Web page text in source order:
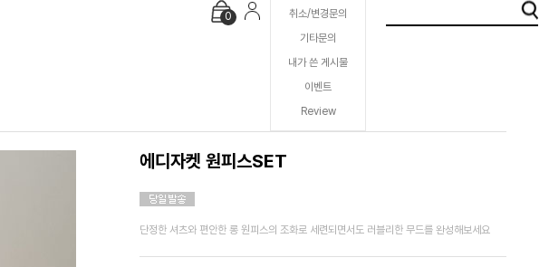
0
취소/변경문의
기타문의
내가 쓴 게시물
이벤트
Review
에디자켓 원피스SET
단정한 셔츠와 편안한 롱 원피스의 조화로 세련되면서도 러블리한 무드를 완성해보세요